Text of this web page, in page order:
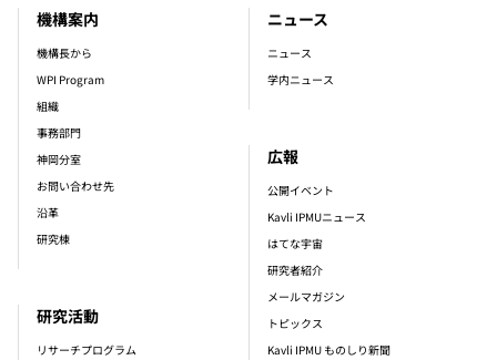
footer_main_menu
機構案内
機構長から
WPI Program
組織
事務部門
神岡分室
お問い合わせ先
沿革
研究棟
研究活動
リサーチプログラム
ニュース
ニュース
学内ニュース
広報
公開イベント
Kavli IPMUニュース
はてな宇宙
研究者紹介
メールマガジン
トピックス
Kavli IPMU ものしり新聞